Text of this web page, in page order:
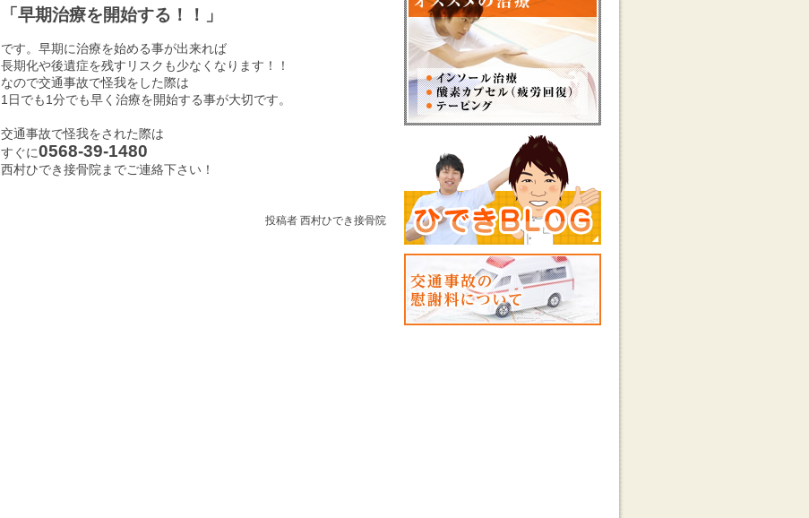
「早期治療を開始する！！」
です。早期に治療を始める事が出来れば
長期化や後遺症を残すリスクも少なくなります！！
なので交通事故で怪我をした際は
1日でも1分でも早く治療を開始する事が大切です。
交通事故で怪我をされた際は
すぐに0568-39-1480
西村ひでき接骨院までご連絡下さい！
投稿者 西村ひでき接骨院